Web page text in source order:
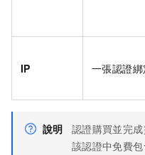
IP 一張認證綁
說明
認證購買並完
該認證中免費